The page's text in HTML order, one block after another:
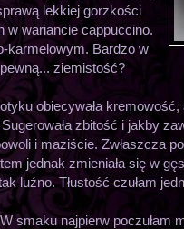
lekkiej gorzkości
w wariancie cappuccino.
karmelowym. Bardzo w
ziemistość?
obiecywała kremowość,
zbitość i jakby
i maziście. Zwłaszcza
jednak zmieniała się w
luźno. Tłustość czułam
W smaku najpierw poczułam